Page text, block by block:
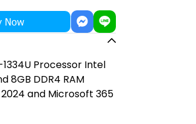
Now
1334U Processor Intel
8GB DDR4 RAM
and Microsoft 365